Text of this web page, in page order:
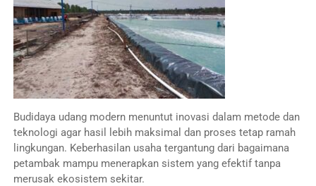
Budidaya udang modern menuntut inovasi dalam metode dan
teknologi agar hasil lebih maksimal dan proses tetap ramah
lingkungan. Keberhasilan usaha tergantung dari bagaimana
petambak mampu menerapkan sistem yang efektif tanpa
merusak ekosistem sekitar.